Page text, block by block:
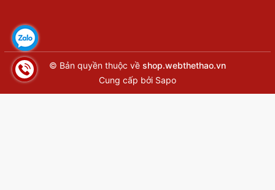
© Bản quyền thuộc về shop.webthethao.vn
Cung cấp bởi Sapo